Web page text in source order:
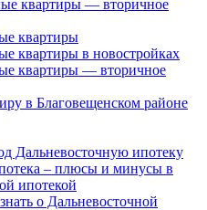
квартиры — вторичное
квартиры
квартиры в новостройках
квартиры — вторичное
в Благовещенском районе
Дальневосточную ипотеку
– плюсы и минусы в
ипотекой
о Дальневосточной